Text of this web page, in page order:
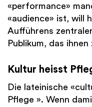
«performance»
«audience» ist, will
Aufführens
Publikum, das
Kultur heisst
Die lateinische
Pflege ». Wenn